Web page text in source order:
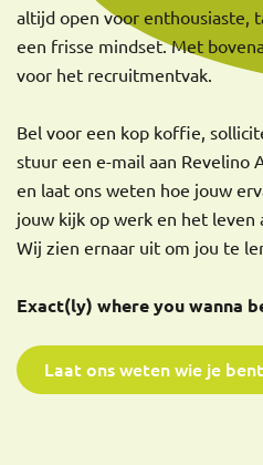
altijd open voor enthousiaste,
een frisse mindset. Met
voor het recruitmentvak.
Bel voor een kop koffie,
stuur een e-mail aan Revelino
en laat ons weten hoe jouw
jouw kijk op werk en het leven
Wij zien ernaar uit om jou te
Exact(ly) where you wanna
Laat ons weten wie je bent